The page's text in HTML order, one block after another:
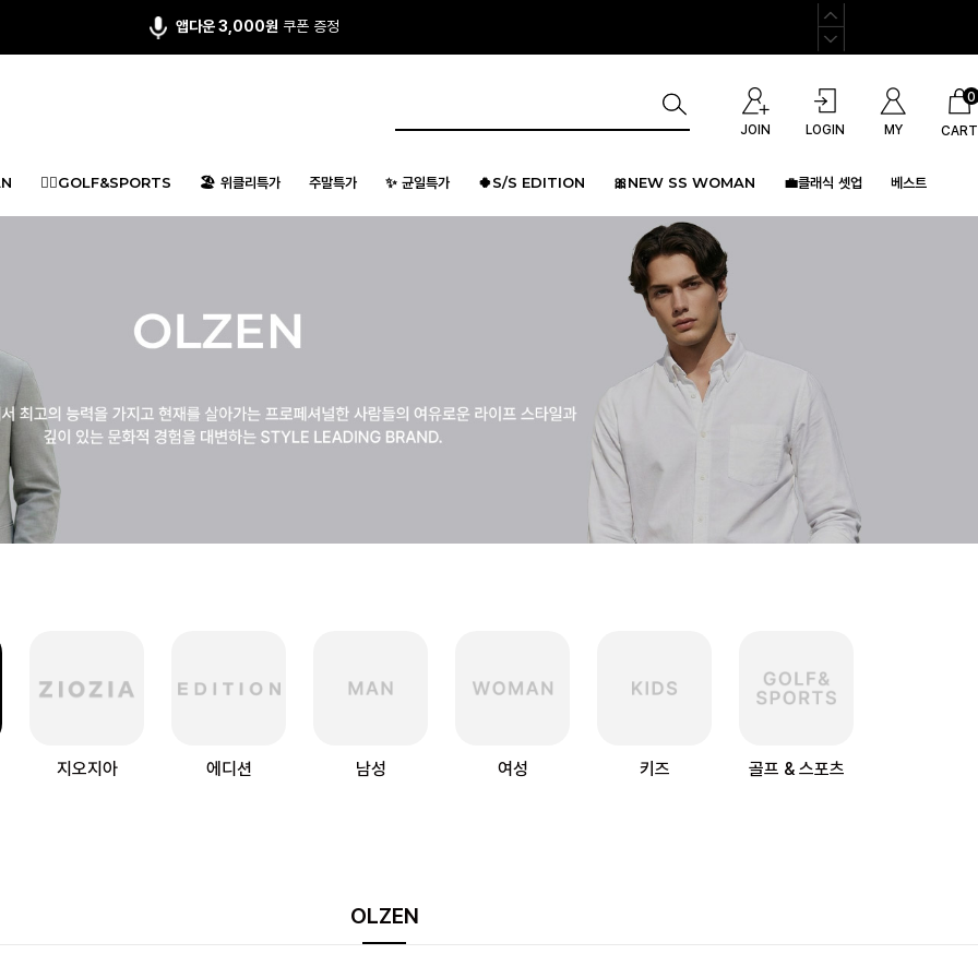
회원 가입시 최대 15,000원 쿠폰팩
JOIN LOGIN MY CART
0
🏌️‍♂️GOLF&SPORTS 🏖️ 위클리특가 주말특가 ✨ 균일특가 🍀S/S EDITION 🎀NEW SS WOMAN 💼클래식 셋업 베스트
지오지아 에디션 남성 여성 키즈 골프 & 스포츠
OLZEN